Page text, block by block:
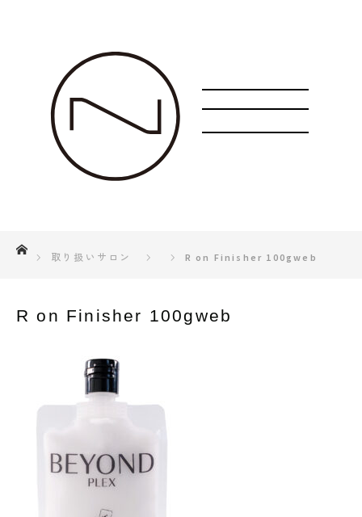
ホーム
取り扱いサロン
R on Finisher 100gweb
R on Finisher 100gweb